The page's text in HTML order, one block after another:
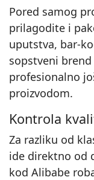
Pored samog
prilagodite i
uputstva,
sopstveni
profesionalno
proizvodom.
Kontrola
Za razliku od
ide direktno od
kod Alibabe